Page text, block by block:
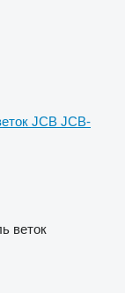
JCB JCB-
веток